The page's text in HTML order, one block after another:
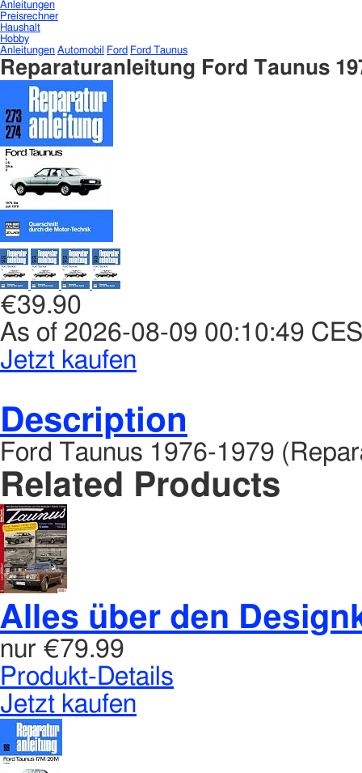
Anleitungen
Preisrechner
Haushalt
Hobby
Anleitungen Automobil Ford Ford Taunus
Reparaturanleitung Ford Taunus
€39.90
As of 2026-08-09 00:10:49
Jetzt kaufen
Description
Ford Taunus 1976-1979
Related Products
Alles über den
nur €79.99
Produkt-Details
Jetzt kaufen